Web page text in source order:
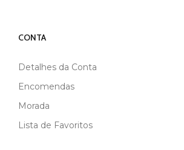
CONTA
Detalhes da Conta
Encomendas
Morada
Lista de Favoritos